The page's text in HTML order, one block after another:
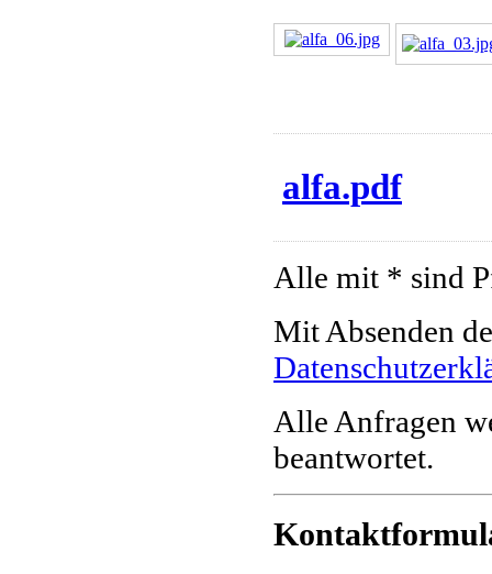
alfa.pdf
Alle mit * sind
Mit Absenden
Alle Anfragen
beantwortet.